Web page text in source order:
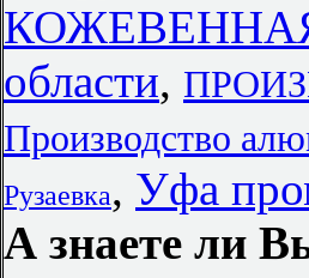
области,
Производство
Рузаевка, Уфа
А знаете ли